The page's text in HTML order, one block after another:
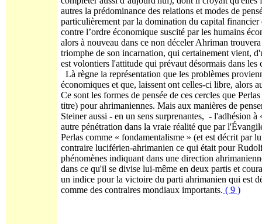
autres la prédominance des relations et modes de
particulièrement par la domination du capital
contre l’ordre économique suscité par les humains
alors à nouveau dans ce non déceler Ahriman
triomphe de son incarnation, qui certainement vient,
est volontiers l'attitude qui prévaut désormais dans les
Là règne la représentation que les problèmes
économiques et que, laissent ont celles-ci libre, alors
Ce sont les formes de pensée de ces cercles que
titre) pour ahrimaniennes. Mais aux manières de
Steiner aussi - en un sens surprenantes, - l'adhésion
autre pénétration dans la vraie réalité que par
Perlas comme « fondamentalisme » (et est décrit par
contraire luciférien-ahrimanien ce qui était pour
phénomènes indiquant dans une direction
dans ce qu'il se divise lui-même en deux partis et
un indice pour la victoire du parti ahrimanien qui est
comme des contraires mondiaux importants. ( 9 )